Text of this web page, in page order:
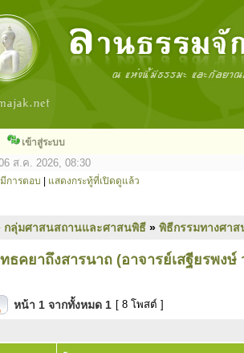
เข้าสู่ระบบ
ส.ค. 2026, 08:30
การตอบ แสดงกระทู้ที่เปิดดูแล้ว
กลุ่มศาสนสถานและศาสนพิธี » พิธีกรรมทางศา
ธคยาถึงสารนาถ (อาจารย์เสฐียรพง
หน้า 1 จากทั้งหมด 1 [ 8 โพสต์ ]